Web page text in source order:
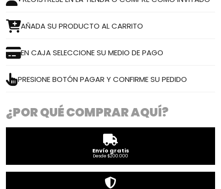
AÑADA SU PRODUCTO AL CARRITO
EN CAJA SELECCIONE SU MEDIO DE PAGO
PRESIONE BOTÓN PAGAR Y CONFIRME SU PEDIDO
¿POR QUÉ COMPRAR AQUÍ?
Envío gratis
Desde $200.000